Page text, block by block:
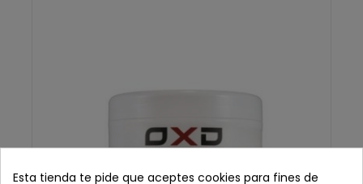
Esta tienda te pide que aceptes cookies para fines de